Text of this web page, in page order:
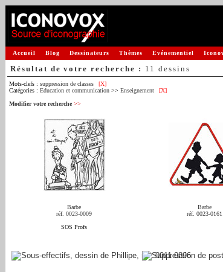
Accueil Blog Dessinateurs Thèmes Evénementiel
Résultat de votre recherche : 11 dessins
Mots-clefs : suppression de classes
[X]
Catégories : Education et communication >> Enseignement
[X]
Modifier votre recherche >>
Barbe
réf. 0023-0009
SOS Profs
Barbe
réf. 0023-0161